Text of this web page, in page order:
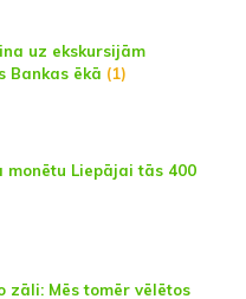
uz ekskursijām
Bankas ēkā (1)
monētu Liepājai tās 400
zāli: Mēs tomēr vēlētos